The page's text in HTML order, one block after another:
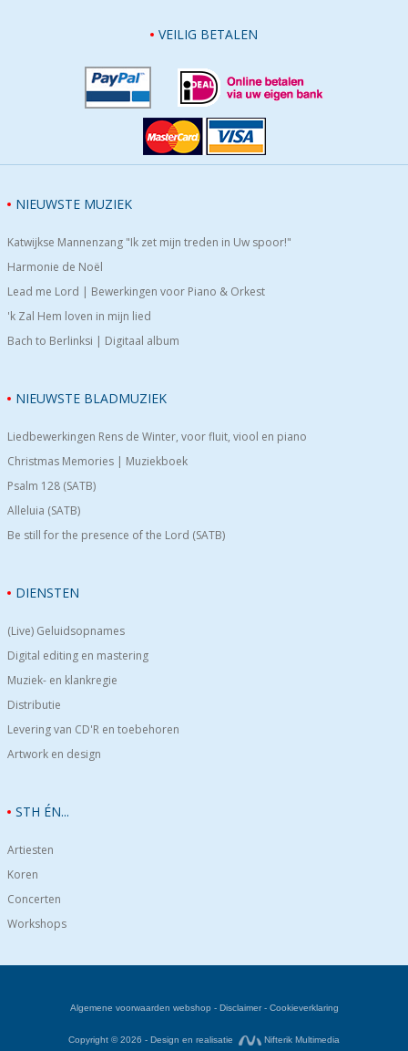
VEILIG BETALEN
NIEUWSTE MUZIEK
Katwijkse Mannenzang "Ik zet mijn treden in Uw spoor!"
Harmonie de Noël
Lead me Lord | Bewerkingen voor Piano & Orkest
'k Zal Hem loven in mijn lied
Bach to Berlinksi | Digitaal album
NIEUWSTE BLADMUZIEK
Liedbewerkingen Rens de Winter, voor fluit, viool en piano
Christmas Memories | Muziekboek
Psalm 128 (SATB)
Alleluia (SATB)
Be still for the presence of the Lord (SATB)
DIENSTEN
(Live) Geluidsopnames
Digital editing en mastering
Muziek- en klankregie
Distributie
Levering van CD'R en toebehoren
Artwork en design
STH ÉN...
Artiesten
Koren
Concerten
Workshops
Algemene voorwaarden webshop - Disclaimer- Cookieverklaring
Copyright © 2026 - Design en realisatie Nifterik Multimedia